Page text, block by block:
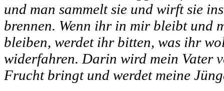
und man sammelt sie und wirft sie
brennen. Wenn ihr in mir bleibt und
bleiben, werdet ihr bitten, was ihr
widerfahren. Darin wird mein Vater
Frucht bringt und werdet meine